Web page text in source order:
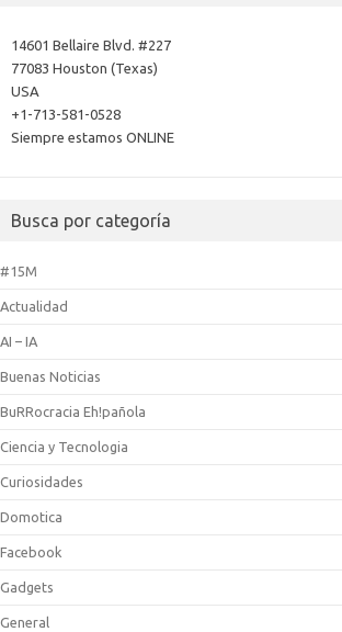
14601 Bellaire Blvd. #227
77083 Houston (Texas)
USA
+1-713-581-0528
Siempre estamos ONLINE
Busca por categoría
#15M
Actualidad
AI – IA
Buenas Noticias
BuRRocracia Eh!pañola
Ciencia y Tecnologia
Curiosidades
Domotica
Facebook
Gadgets
General